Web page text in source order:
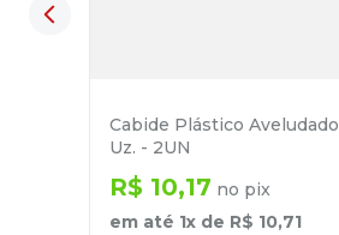
Cabide Plástico
Uz. - 2UN
R$ 10,17 no pix
em até 1x de R$ 10,71